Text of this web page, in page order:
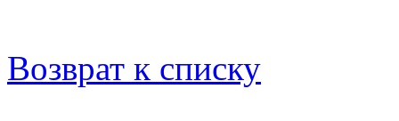
Возврат к списку